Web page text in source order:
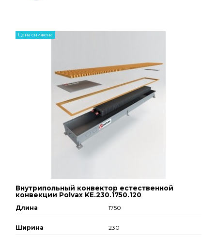
Цена снижена
Внутрипольный конвектор естественной
конвекции Polvax KE.230.1750.120
Длина 1750
Ширина 230